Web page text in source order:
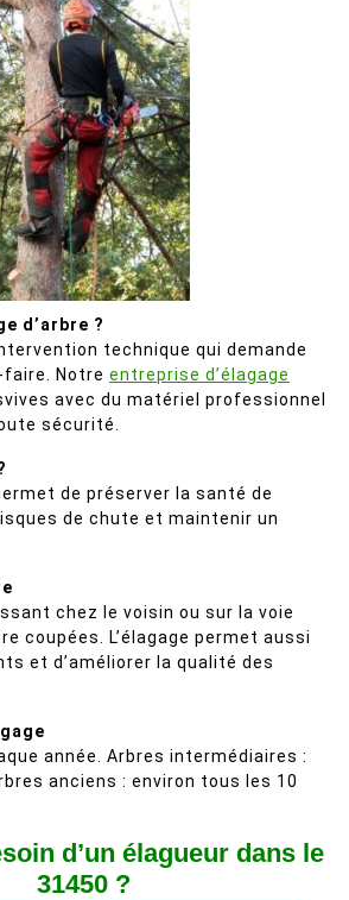
d’arbre ?
technique qui demande
Notre entreprise d’élagage
avec du matériel professionnel
sécurité.
de préserver la santé de
de chute et maintenir un
chez le voisin ou sur la voie
coupées. L’élagage permet aussi
et d’améliorer la qualité des
année. Arbres intermédiaires :
anciens : environ tous les 10
d’un élagueur dans le
31450 ?